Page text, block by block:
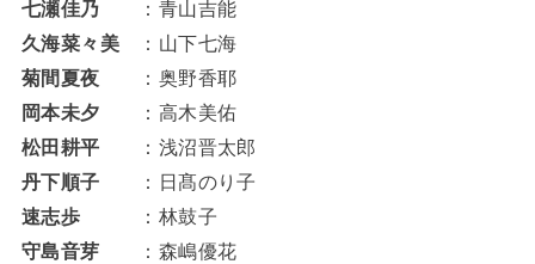
七瀬佳乃
：青山吉能
久海菜々美
：山下七海
菊間夏夜
：奥野香耶
岡本未夕
：高木美佑
松田耕平
：浅沼晋太郎
丹下順子
：日髙のり子
速志歩
：林鼓子
守島音芽
：森嶋優花